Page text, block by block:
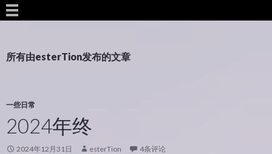
所有由esterTion发布的文章
一些日常
2024年终
2024年12月31日 esterTion 4条评论